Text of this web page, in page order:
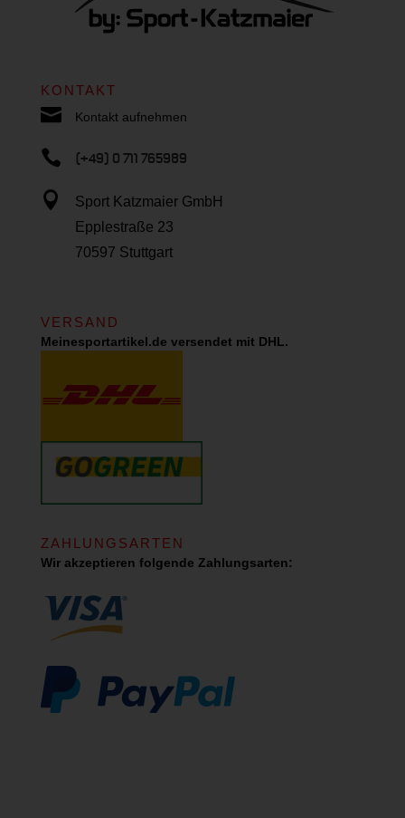
KONTAKT
 Kontakt aufnehmen
 (+49) 0 711 765989

Sport Katzmaier GmbH
Epplestraße 23
70597 Stuttgart
VERSAND
Meinesportartikel.de versendet mit DHL.
ZAHLUNGSARTEN
Wir akzeptieren folgende Zahlungsarten: